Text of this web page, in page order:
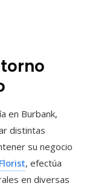
en Burbank,
distintas
su negocio
, efectúa
en diversas